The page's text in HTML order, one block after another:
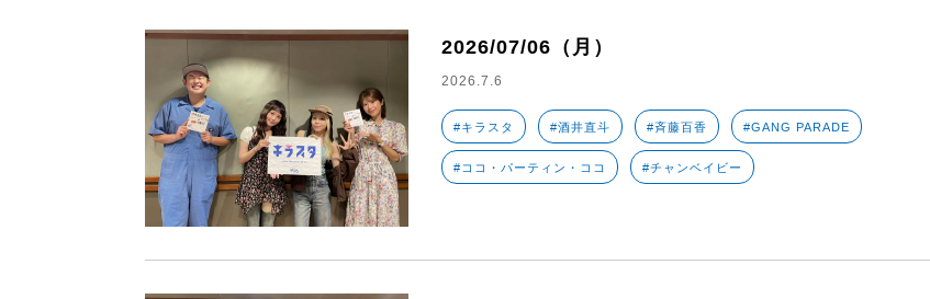
2026/07/06（月）
2026.7.6
#キラスタ #酒井直斗 #斉藤百香 #GANG PARADE
#ココ・パーティン・ココ #チャンベイビー